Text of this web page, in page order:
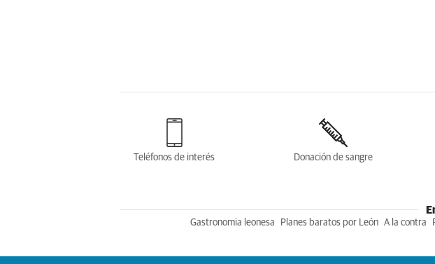
Teléfonos de interés Donación de sangre
Gastronomia leonesa Planes baratos por León A la contra